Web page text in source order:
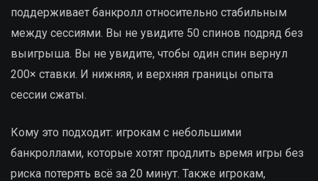
поддерживает банкролл относительно стабильным
между сессиями. Вы не увидите 50 спинов подряд без
выигрыша. Вы не увидите, чтобы один спин вернул
200× ставки. И нижняя, и верхняя границы опыта
сессии сжаты.
Кому это подходит: игрокам с небольшими
банкроллами, которые хотят продлить время игры без
риска потерять всё за 20 минут. Также игрокам,